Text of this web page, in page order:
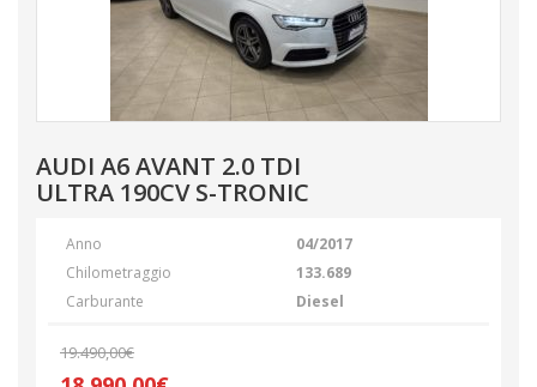
AUDI A6 AVANT 2.0 TDI
ULTRA 190CV S-TRONIC
Anno
04/2017
Chilometraggio
133.689
Carburante
Diesel
19.490,00€